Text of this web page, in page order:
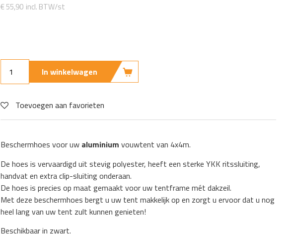
€ 55,90
In winkelwagen
Toevoegen aan favorieten
Beschermhoes voor uw aluminium vouwtent van 4x4m.
De hoes is vervaardigd uit stevig polyester, heeft een sterke YKK ritssluiting,
handvat en extra clip-sluiting onderaan.
De hoes is precies op maat gemaakt voor uw tentframe mét dakzeil.
Met deze beschermhoes bergt u uw tent makkelijk op en zorgt u ervoor dat u nog
heel lang van uw tent zult kunnen genieten!
Beschikbaar in zwart.